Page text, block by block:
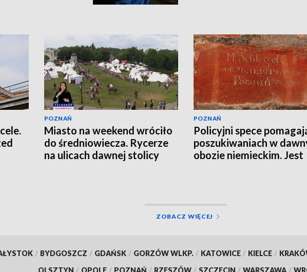
POZNAŃ
Miasto na weekend wróciło
do średniowiecza. Rycerze
na ulicach dawnej stolicy
POZNAŃ
Policyjni spece
poszukiwaniach w
obozie niemieckim. Jest
ZOBACZ WIĘCEJ
/ BYDGOSZCZ / GDAŃSK / GORZÓW WLKP. / KATOWICE / KIELCE /
OLSZTYN / OPOLE / POZNAŃ / RZESZÓW / SZCZECIN / WARSZAWA /